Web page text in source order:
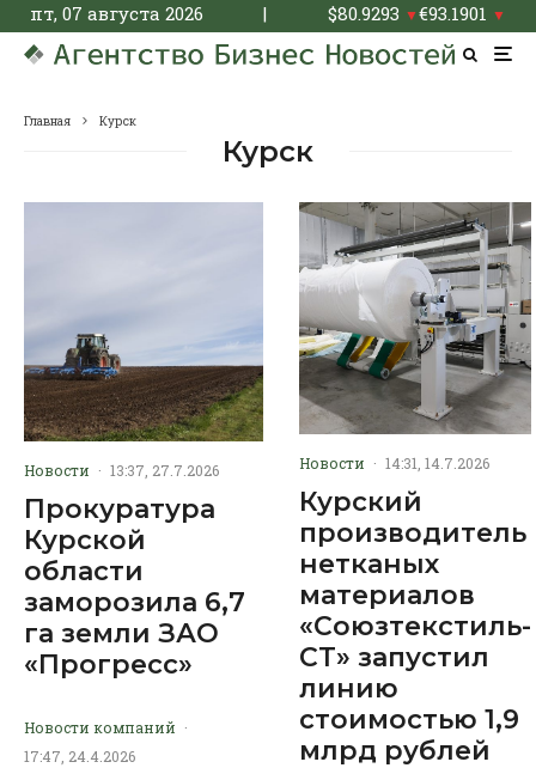
пт, 07 августа 2026 | $80.9293 ▼€93.1901 ▼
Главная Курск
Курск
Новости · 13:37, 27.7.2026
Прокуратура
Курской
области
заморозила 6,7
га земли ЗАО
«Прогресс»
Новости компаний ·
17:47, 24.4.2026
Новости · 14:31, 14.7.2026
Курский
производитель
нетканых
материалов
«Союзтекстиль-
СТ» запустил
линию
стоимостью 1,9
млрд рублей